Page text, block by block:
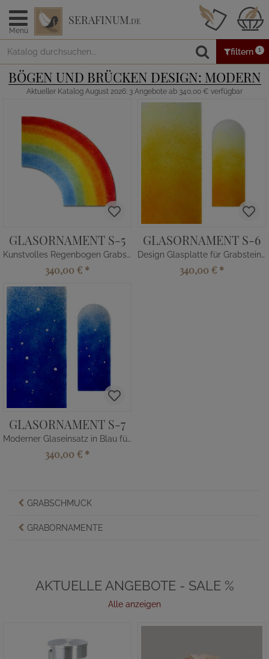
Menü
SERAFINUM.DE
filtern 1
BÖGEN UND BRÜCKEN DESIGN: MODERN
Aktueller Katalog August 2026: 3 Angebote ab 340,00 € verfügbar
GLASORNAMENT S-5
Kunstvolles Regenbogen Grabstein Glas Element
340,00 € *
GLASORNAMENT S-6
Design Glasplatte für Grabsteine in Gelb
340,00 € *
GLASORNAMENT S-7
Moderner Glaseinsatz in Blau für Grabsteine
340,00 € *
GRABSCHMUCK
GRABORNAMENTE
AKTUELLE ANGEBOTE - SALE %
Alle anzeigen